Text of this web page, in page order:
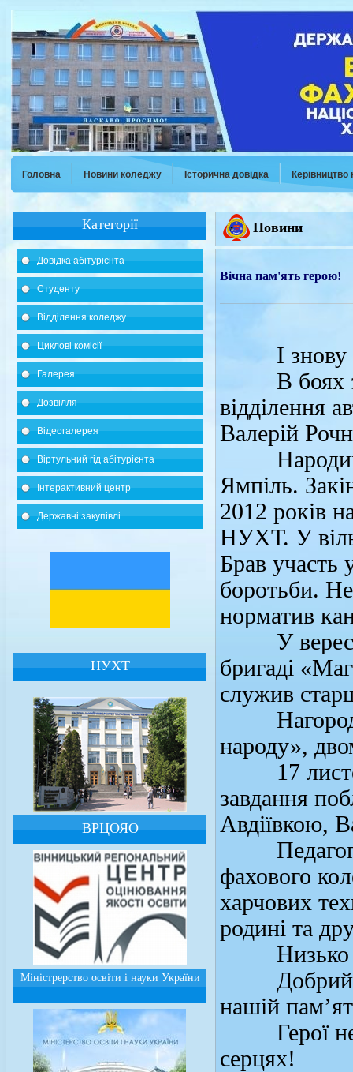
Головна Новини коледжу Історична довідка
Категорії
Довідка абітурієнта
Студенту
Відділення коледжу
Циклові комісії
Галерея
Дозвілля
Відеогалерея
Віртульний гід абітурієнта
Інтерактивний центр
Державні закупівлі
НУХТ
ВРЦОЯО
Міністрерство освіти і науки України
Новини
Вічна пам'ять герою!
І знову
В боях за
відділення
Валерій
Ямпіль.
2012 років
НУХТ. У
Брав участь
боротьби.
норматив
У вересні
бригаді
служив
народу»,
17
завдання
Авдіївкою,
фахового
харчових
родині та
Низько
Добрий,
нашій
Герої не
серцях!